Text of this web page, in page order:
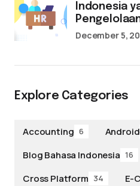
Indonesia
December 5,
Explore Categories
Accounting 6 Android
Blog Bahasa Indonesia 16
Cross Platform 34 E-